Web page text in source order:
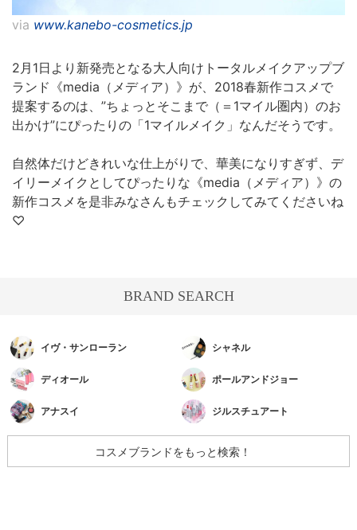
via www.kanebo-cosmetics.jp
2月1日より新発売となる大人向けトータルメイクアップブ
ランド《media（メディア）》が、2018春新作コスメで
提案するのは、”ちょっとそこまで（＝1マイル圏内）のお
出かけ”にぴったりの「1マイルメイク」なんだそうです。
自然体だけどきれいな仕上がりで、華美になりすぎず、デ
イリーメイクとしてぴったりな《media（メディア）》の
新作コスメを是非みなさんもチェックしてみてくださいね
♡
BRAND SEARCH
イヴ・サンローラン シャネル
ディオール ポールアンドジョー
アナスイ ジルスチュアート
コスメブランドをもっと検索！